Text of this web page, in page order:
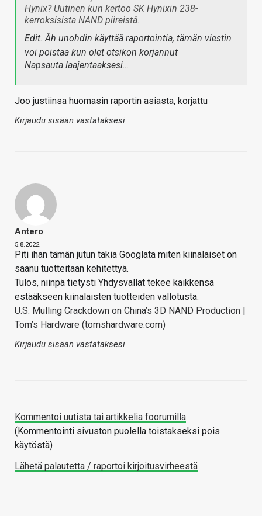
Hynix? Uutinen kun kertoo SK Hynixin 238-
kerroksisista NAND piireistä.
Edit. Äh unohdin käyttää raportointia, tämän viestin
voi poistaa kun olet otsikon korjannut
Napsauta laajentaaksesi…
Joo justiinsa huomasin raportin asiasta, korjattu
Kirjaudu sisään vastataksesi
Antero
5.8.2022
Piti ihan tämän jutun takia Googlata miten kiinalaiset on
saanu tuotteitaan kehitettyä.
Tulos, niinpä tietysti Yhdysvallat tekee kaikkensa
estääkseen kiinalaisten tuotteiden vallotusta.
U.S. Mulling Crackdown on China’s 3D NAND Production |
Tom’s Hardware (tomshardware.com)
Kirjaudu sisään vastataksesi
Kommentoi uutista tai artikkelia foorumilla
(Kommentointi sivuston puolella toistakseksi pois
käytöstä)
Lähetä palautetta / raportoi kirjoitusvirheestä